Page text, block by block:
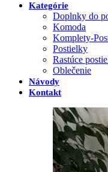
Kategórie
Doplnky do
Komoda
Komplety-
Postielky
Rastúce
Oblečenie
Návody
Kontakt